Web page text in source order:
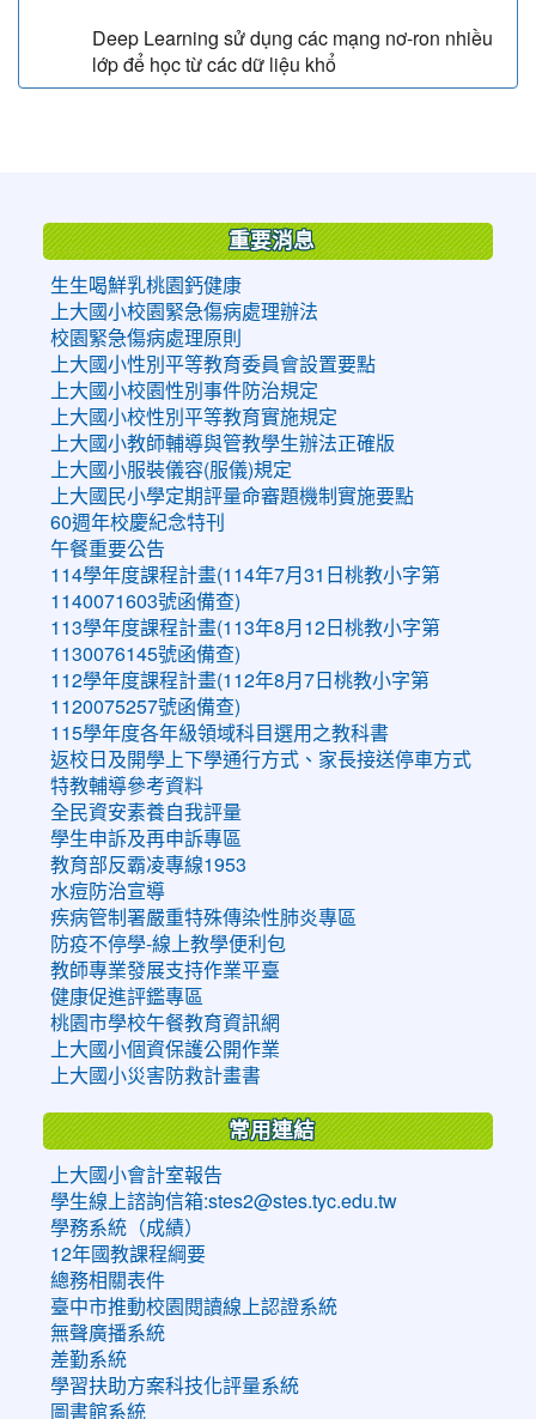
Deep Learning sử dụng các mạng nơ-ron nhiều
lớp để học từ các dữ liệu khổ
重要消息
生生喝鮮乳桃園鈣健康
上大國小校園緊急傷病處理辦法
校園緊急傷病處理原則
上大國小性別平等教育委員會設置要點
上大國小校園性別事件防治規定
上大國小校性別平等教育實施規定
上大國小教師輔導與管教學生辦法正確版
上大國小服裝儀容(服儀)規定
上大國民小學定期評量命審題機制實施要點
60週年校慶紀念特刊
午餐重要公告
114學年度課程計畫(114年7月31日桃教小字第
1140071603號函備查)
113學年度課程計畫(113年8月12日桃教小字第
1130076145號函備查)
112學年度課程計畫(112年8月7日桃教小字第
1120075257號函備查)
115學年度各年級領域科目選用之教科書
返校日及開學上下學通行方式、家長接送停車方式
特教輔導參考資料
全民資安素養自我評量
學生申訴及再申訴專區
教育部反霸凌專線1953
水痘防治宣導
疾病管制署嚴重特殊傳染性肺炎專區
防疫不停學-線上教學便利包
教師專業發展支持作業平臺
健康促進評鑑專區
桃園市學校午餐教育資訊網
上大國小個資保護公開作業
上大國小災害防救計畫書
常用連結
上大國小會計室報告
學生線上諮詢信箱:stes2@stes.tyc.edu.tw
學務系統（成績）
12年國教課程綱要
總務相關表件
臺中市推動校園閱讀線上認證系統
無聲廣播系統
差勤系統
學習扶助方案科技化評量系統
圖書館系統